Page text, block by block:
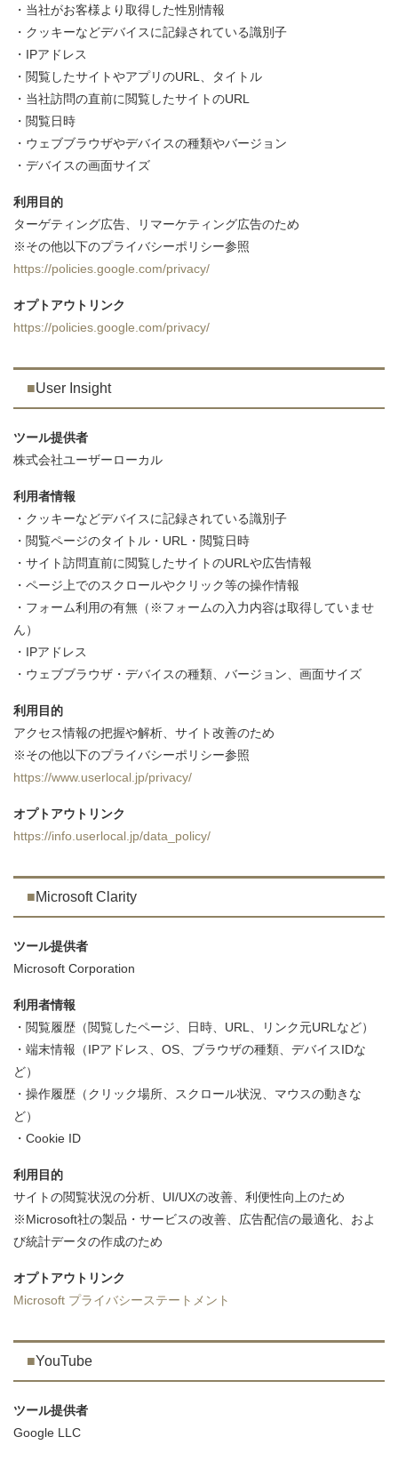
・当社がお客様より取得した性別情報
・クッキーなどデバイスに記録されている識別子
・IPアドレス
・閲覧したサイトやアプリのURL、タイトル
・当社訪問の直前に閲覧したサイトのURL
・閲覧日時
・ウェブブラウザやデバイスの種類やバージョン
・デバイスの画面サイズ
利用目的
ターゲティング広告、リマーケティング広告のため
※その他以下のプライバシーポリシー参照
https://policies.google.com/privacy/
オプトアウトリンク
https://policies.google.com/privacy/
User Insight
ツール提供者
株式会社ユーザーローカル
利用者情報
・クッキーなどデバイスに記録されている識別子
・閲覧ページのタイトル・URL・閲覧日時
・サイト訪問直前に閲覧したサイトのURLや広告情報
・ページ上でのスクロールやクリック等の操作情報
・フォーム利用の有無（※フォームの入力内容は取得していませ
ん）
・IPアドレス
・ウェブブラウザ・デバイスの種類、バージョン、画面サイズ
利用目的
アクセス情報の把握や解析、サイト改善のため
※その他以下のプライバシーポリシー参照
https://www.userlocal.jp/privacy/
オプトアウトリンク
https://info.userlocal.jp/data_policy/
Microsoft Clarity
ツール提供者
Microsoft Corporation
利用者情報
・閲覧履歴（閲覧したページ、日時、URL、リンク元URLなど）
・端末情報（IPアドレス、OS、ブラウザの種類、デバイスIDな
ど）
・操作履歴（クリック場所、スクロール状況、マウスの動きな
ど）
・Cookie ID
利用目的
サイトの閲覧状況の分析、UI/UXの改善、利便性向上のため
※Microsoft社の製品・サービスの改善、広告配信の最適化、およ
び統計データの作成のため
オプトアウトリンク
Microsoft プライバシーステートメント
YouTube
ツール提供者
Google LLC